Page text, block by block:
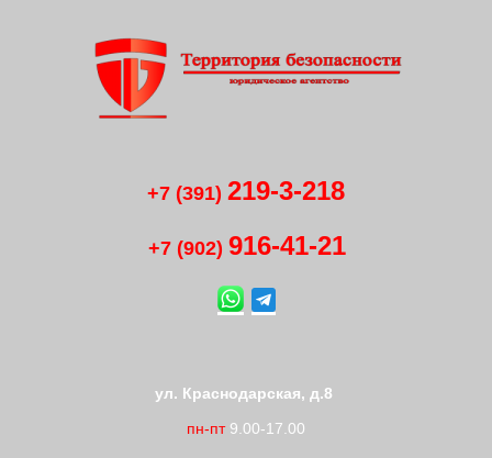
+7 (391) 219-3-218
+7 (902) 916-41-21
ул. Краснодарская, д.8
пн-пт9.00-17.00